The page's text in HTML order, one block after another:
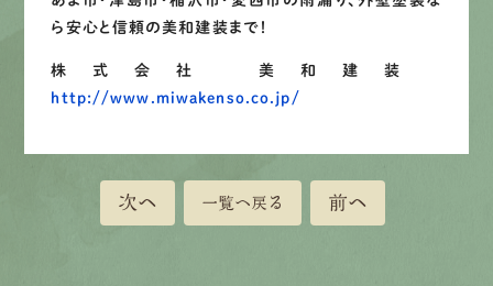
ら安心と信頼の美和建装まで！
株式会社 美和建装
http://www.miwakenso.co.jp/
次へ 一覧へ戻る 前へ